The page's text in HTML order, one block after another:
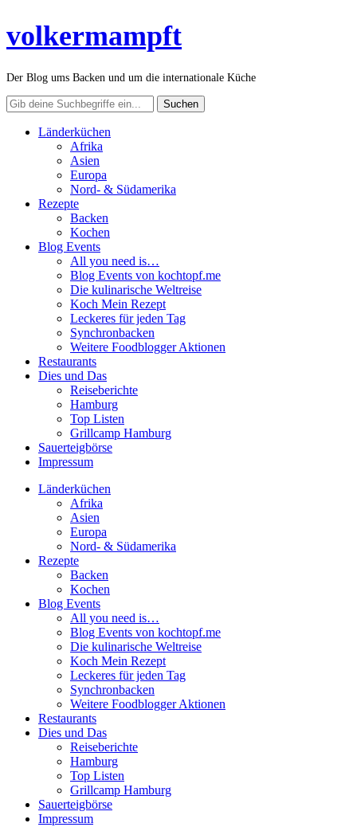
volkermampft
Der Blog ums Backen und um die internationale Küche
Länderküchen
Afrika
Asien
Europa
Nord- & Südamerika
Rezepte
Backen
Kochen
Blog Events
All you need is…
Blog Events von kochtopf.me
Die kulinarische Weltreise
Koch Mein Rezept
Leckeres für jeden Tag
Synchronbacken
Weitere Foodblogger Aktionen
Restaurants
Dies und Das
Reiseberichte
Hamburg
Top Listen
Grillcamp Hamburg
Sauerteigbörse
Impressum
Länderküchen
Afrika
Asien
Europa
Nord- & Südamerika
Rezepte
Backen
Kochen
Blog Events
All you need is…
Blog Events von kochtopf.me
Die kulinarische Weltreise
Koch Mein Rezept
Leckeres für jeden Tag
Synchronbacken
Weitere Foodblogger Aktionen
Restaurants
Dies und Das
Reiseberichte
Hamburg
Top Listen
Grillcamp Hamburg
Sauerteigbörse
Impressum